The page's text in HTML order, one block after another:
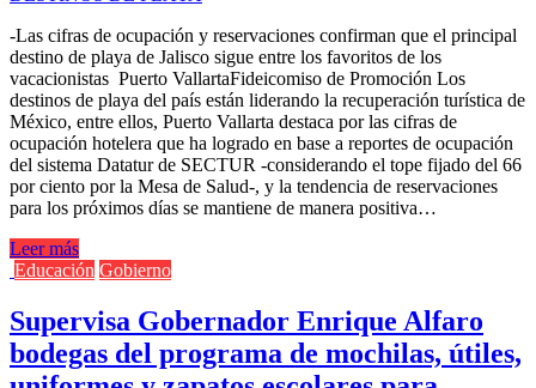
-Las cifras de ocupación y reservaciones confirman que el principal
destino de playa de Jalisco sigue entre los favoritos de los
vacacionistas Puerto VallartaFideicomiso de Promoción Los
destinos de playa del país están liderando la recuperación turística de
México, entre ellos, Puerto Vallarta destaca por las cifras de
ocupación hotelera que ha logrado en base a reportes de ocupación
del sistema Datatur de SECTUR -considerando el tope fijado del 66
por ciento por la Mesa de Salud-, y la tendencia de reservaciones
para los próximos días se mantiene de manera positiva…
Leer más
Educación Gobierno
Supervisa Gobernador Enrique Alfaro
bodegas del programa de mochilas, útiles,